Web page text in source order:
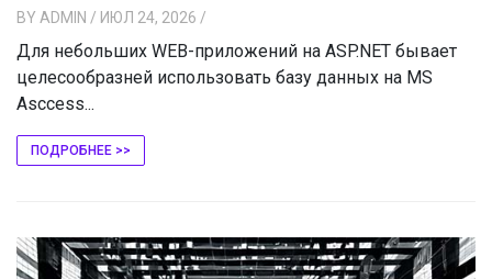
BY ADMIN / ИЮЛ 24, 2026 /
Для небольших WEB-приложений на ASP.NET бывает
целесообразней использовать базу данных на MS
Asccess...
ПОДРОБНЕЕ >>